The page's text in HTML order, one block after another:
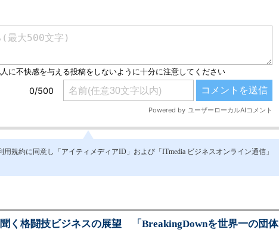
規約に同意し「アイティメディアID」および「ITmedia ビジネスオンライン通信」
く格闘技ビジネスの展望 「BreakingDownを世界一の団体